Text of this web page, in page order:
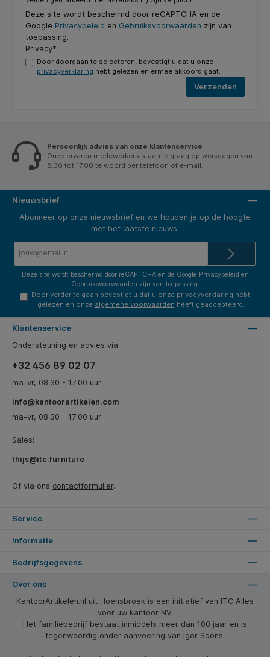
Deze site wordt beschermd door reCAPTCHA en de
Google Privacybeleid en Gebruiksvoorwaarden zijn van
toepassing.
Privacy*
Door doorgaan te selecteren, bevestigt u dat u onze
privacyverklaring hebt gelezen en ermee akkoord gaat.
Verzenden
Persoonlijk advies van onze klantenservice
Onze ervaren medewerkers staan je graag op werkdagen van
8.30 tot 17.00 te woord per telefoon of e-mail.
Nieuwsbrief
Abonneer op onze nieuwsbrief en we houden je op de hoogte
met het laatste nieuws.
Deze site wordt beschermd door reCAPTCHA en de Google Privacybeleid en
Gebruiksvoorwaarden zijn van toepassing.
Door verder te gaan bevestigt u dat u onze privacyverklaring hebt
gelezen en onze algemene voorwaarden heeft geaccepteerd.
Klantenservice
Ondersteuning en advies via:
+32 456 89 02 07
ma-vr, 08:30 - 17:00 uur
info@kantoorartikelen.com
ma-vr, 08:30 - 17:00 uur
Sales:
thijs@itc.furniture
Of via ons contactformulier.
Service
Informatie
Bedrijfsgegevens
Over ons
KantoorArtikelen.nl uit Hoensbroek is een initiatief van ITC Alles
voor uw kantoor NV.
Het familiebedrijf bestaat inmiddels meer dan 100 jaar en is
tegenwoordig onder aanvoering van Igor Soons.